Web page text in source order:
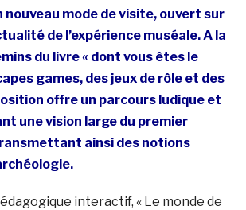
nouveau mode de visite, ouvert sur
de l’expérience muséale. A la
du livre « dont vous êtes le
games, des jeux de rôle et des
offre un parcours ludique et
une vision large du premier
ainsi des notions
interactif, « Le monde de